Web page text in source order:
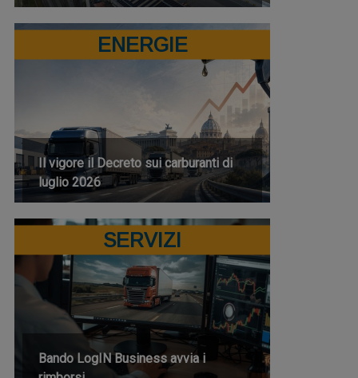
ENERGIE
Il vigore il Decreto sui carburanti di
luglio 2026
SERVIZI
Bando LogIN Business avvia i